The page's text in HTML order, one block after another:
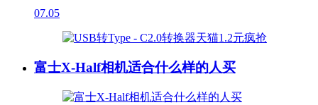
07.05
富士X-Half相机适合什么样的人买